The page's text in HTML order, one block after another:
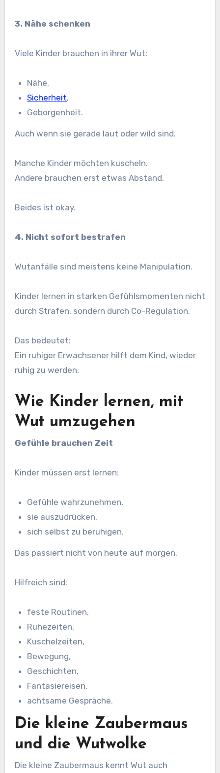
3. Nähe schenken
Viele Kinder brauchen in ihrer Wut:
Nähe,
Sicherheit,
Geborgenheit.
Auch wenn sie gerade laut oder wild sind.
Manche Kinder möchten kuscheln.
Andere brauchen erst etwas Abstand.
Beides ist okay.
4. Nicht sofort bestrafen
Wutanfälle sind meistens keine Manipulation.
Kinder lernen in starken Gefühlsmomenten nicht
durch Strafen, sondern durch Co-Regulation.
Das bedeutet:
Ein ruhiger Erwachsener hilft dem Kind, wieder
ruhig zu werden.
Wie Kinder lernen, mit
Wut umzugehen
Gefühle brauchen Zeit
Kinder müssen erst lernen:
Gefühle wahrzunehmen,
sie auszudrücken,
sich selbst zu beruhigen.
Das passiert nicht von heute auf morgen.
Hilfreich sind:
feste Routinen,
Ruhezeiten,
Kuschelzeiten,
Bewegung,
Geschichten,
Fantasiereisen,
achtsame Gespräche.
Die kleine Zaubermaus
und die Wutwolke
Die kleine Zaubermaus kennt Wut auch